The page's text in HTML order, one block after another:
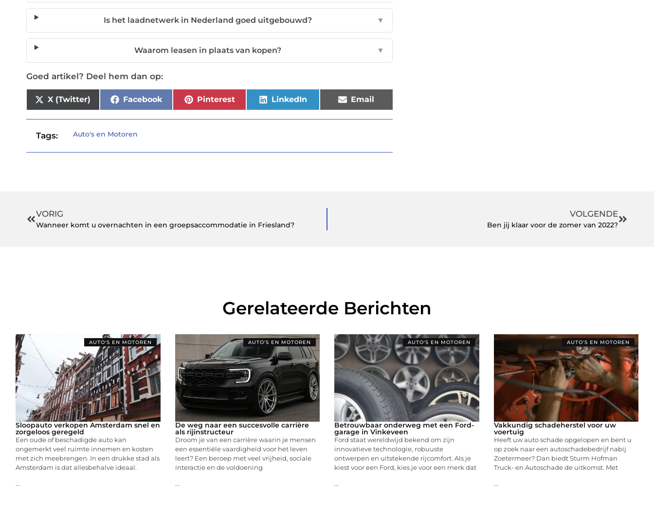
Is het laadnetwerk in Nederland goed uitgebouwd? ▼
Waarom leasen in plaats van kopen? ▼
Goed artikel? Deel hem dan op:
X (Twitter) Facebook Pinterest LinkedIn Email
Tags: Auto's en Motoren
VORIG
Wanneer komt u overnachten in een groepsaccommodatie in Friesland?
VOLGENDE
Ben jij klaar voor de zomer van 2022?
Gerelateerde Berichten
AUTO'S EN MOTOREN
Sloopauto verkopen Amsterdam snel en
zorgeloos geregeld
Een oude of beschadigde auto kan
ongemerkt veel ruimte innemen en kosten
met zich meebrengen. In een drukke stad als
Amsterdam is dat allesbehalve ideaal.
...
AUTO'S EN MOTOREN
De weg naar een succesvolle carrière
als rijinstructeur
Droom je van een carrière waarin je mensen
een essentiële vaardigheid voor het leven
leert? Een beroep met veel vrijheid, sociale
interactie en de voldoening
...
AUTO'S EN MOTOREN
Betrouwbaar onderweg met een Ford-
garage in Vinkeveen
Ford staat wereldwijd bekend om zijn
innovatieve technologie, robuuste
ontwerpen en uitstekende rijcomfort. Als je
kiest voor een Ford, kies je voor een merk dat
...
AUTO'S EN MOTOREN
Vakkundig schadeherstel voor uw
voertuig
Heeft uw auto schade opgelopen en bent u
op zoek naar een autoschadebedrijf nabij
Zoetermeer? Dan biedt Sturm Hofman
Truck- en Autoschade de uitkomst. Met
...